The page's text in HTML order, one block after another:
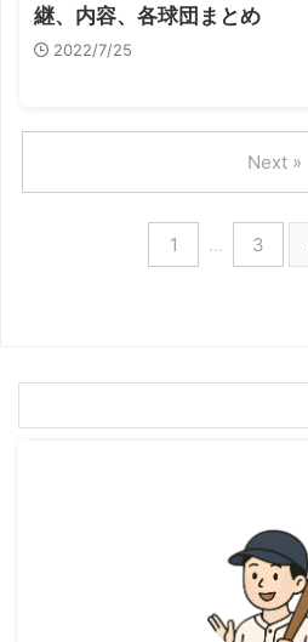
継、内容、各球団まとめ
2022/7/25
1 … 3
Next »